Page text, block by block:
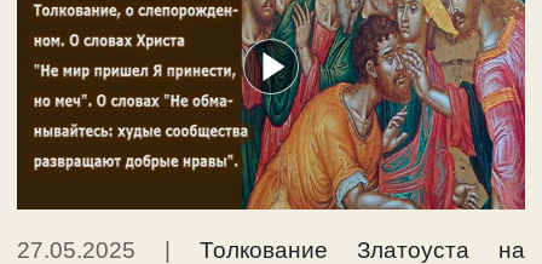
27.05.2025 | Толкование Златоуста на